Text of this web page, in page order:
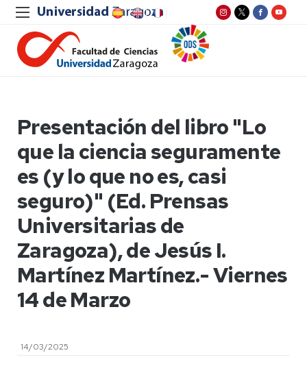
Presentación del libro "Lo
que la ciencia seguramente
es (y lo que no es, casi
seguro)" (Ed. Prensas
Universitarias de
Zaragoza), de Jesús I.
Martínez Martínez.- Viernes
14 de Marzo
14/03/2025